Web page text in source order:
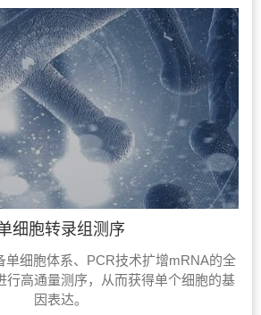
细胞转录组测序
单细胞体系、PCR技术扩增mRNA的全
行高通量测序，从而获得单个细胞的基
因表达。